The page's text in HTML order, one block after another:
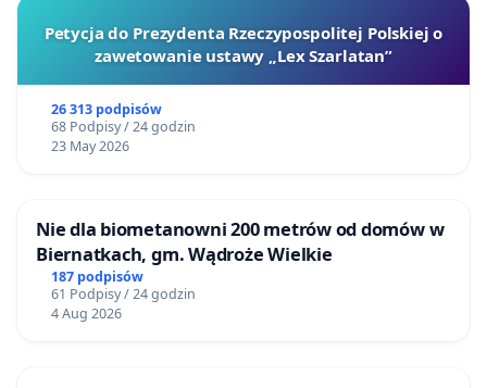
Petycja do Prezydenta Rzeczypospolitej Polskiej o
zawetowanie ustawy „Lex Szarlatan”
26 313 podpisów
68 Podpisy / 24 godzin
23 May 2026
Nie dla biometanowni 200 metrów od domów w
Biernatkach, gm. Wądroże Wielkie
187 podpisów
61 Podpisy / 24 godzin
4 Aug 2026